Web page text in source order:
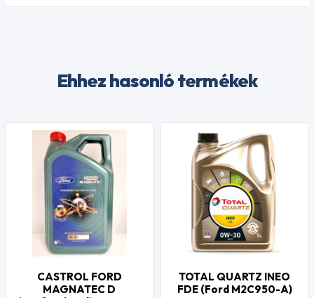
Ehhez hasonló termékek
CASTROL FORD
MAGNATEC D
TOTAL QUARTZ INEO
FDE (Ford M2C950-A)